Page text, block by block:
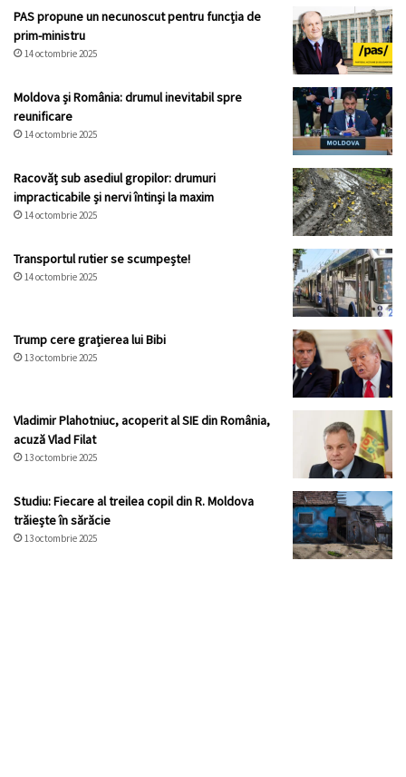
PAS propune un necunoscut pentru funcția de
prim-ministru
14 octombrie 2025
Moldova și România: drumul inevitabil spre
reunificare
14 octombrie 2025
Racovăț sub asediul gropilor: drumuri
impracticabile și nervi întinși la maxim
14 octombrie 2025
Transportul rutier se scumpește!
14 octombrie 2025
Trump cere grațierea lui Bibi
13 octombrie 2025
Vladimir Plahotniuc, acoperit al SIE din România,
acuză Vlad Filat
13 octombrie 2025
Studiu: Fiecare al treilea copil din R. Moldova
trăiește în sărăcie
13 octombrie 2025